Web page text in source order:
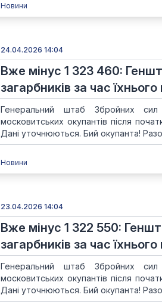
Новини
24.04.2026 14:04
Вже мінус 1 323 460:
загарбників за час
Генеральний штаб Збройних
московитських окупантів після
Дані уточнюються. Бий окупанта!
Новини
23.04.2026 14:04
Вже мінус 1 322 550:
загарбників за час
Генеральний штаб Збройних
московитських окупантів після
Дані уточнюються. Бий окупанта!